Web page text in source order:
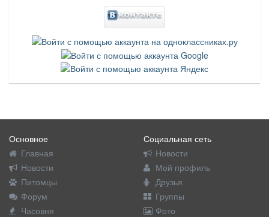
Основное
Главная
Новости
Питомцы
Форум
Часовня
Социальная сеть
Новости
Мой профиль
Друзья
Группы
Фото